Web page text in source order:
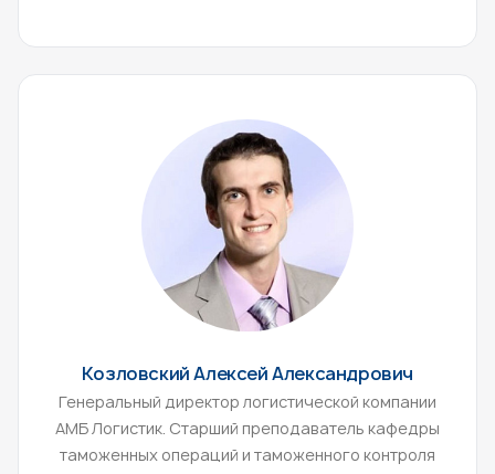
Козловский Алексей Александрович
Генеральный директор логистической компании
АМБ Логистик. Старший преподаватель кафедры
таможенных операций и таможенного контроля